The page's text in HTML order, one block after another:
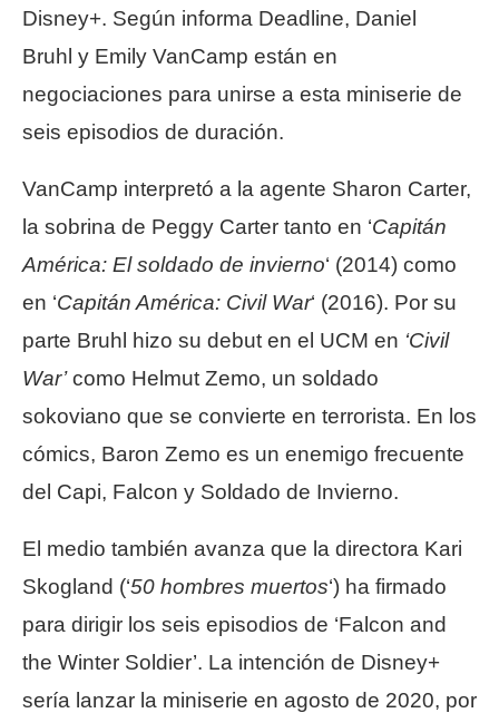
Disney+. Según informa Deadline, Daniel
Bruhl y Emily VanCamp están en
negociaciones para unirse a esta miniserie de
seis episodios de duración.
VanCamp interpretó a la agente Sharon Carter,
la sobrina de Peggy Carter tanto en ‘Capitán
América: El soldado de invierno‘ (2014) como
en ‘Capitán América: Civil War‘ (2016). Por su
parte Bruhl hizo su debut en el UCM en ‘Civil
War’como Helmut Zemo, un soldado
sokoviano que se convierte en terrorista. En los
cómics, Baron Zemo es un enemigo frecuente
del Capi, Falcon y Soldado de Invierno.
El medio también avanza que la directora Kari
Skogland (‘50 hombres muertos‘) ha firmado
para dirigir los seis episodios de ‘Falcon and
the Winter Soldier’. La intención de Disney+
sería lanzar la miniserie en agosto de 2020, por